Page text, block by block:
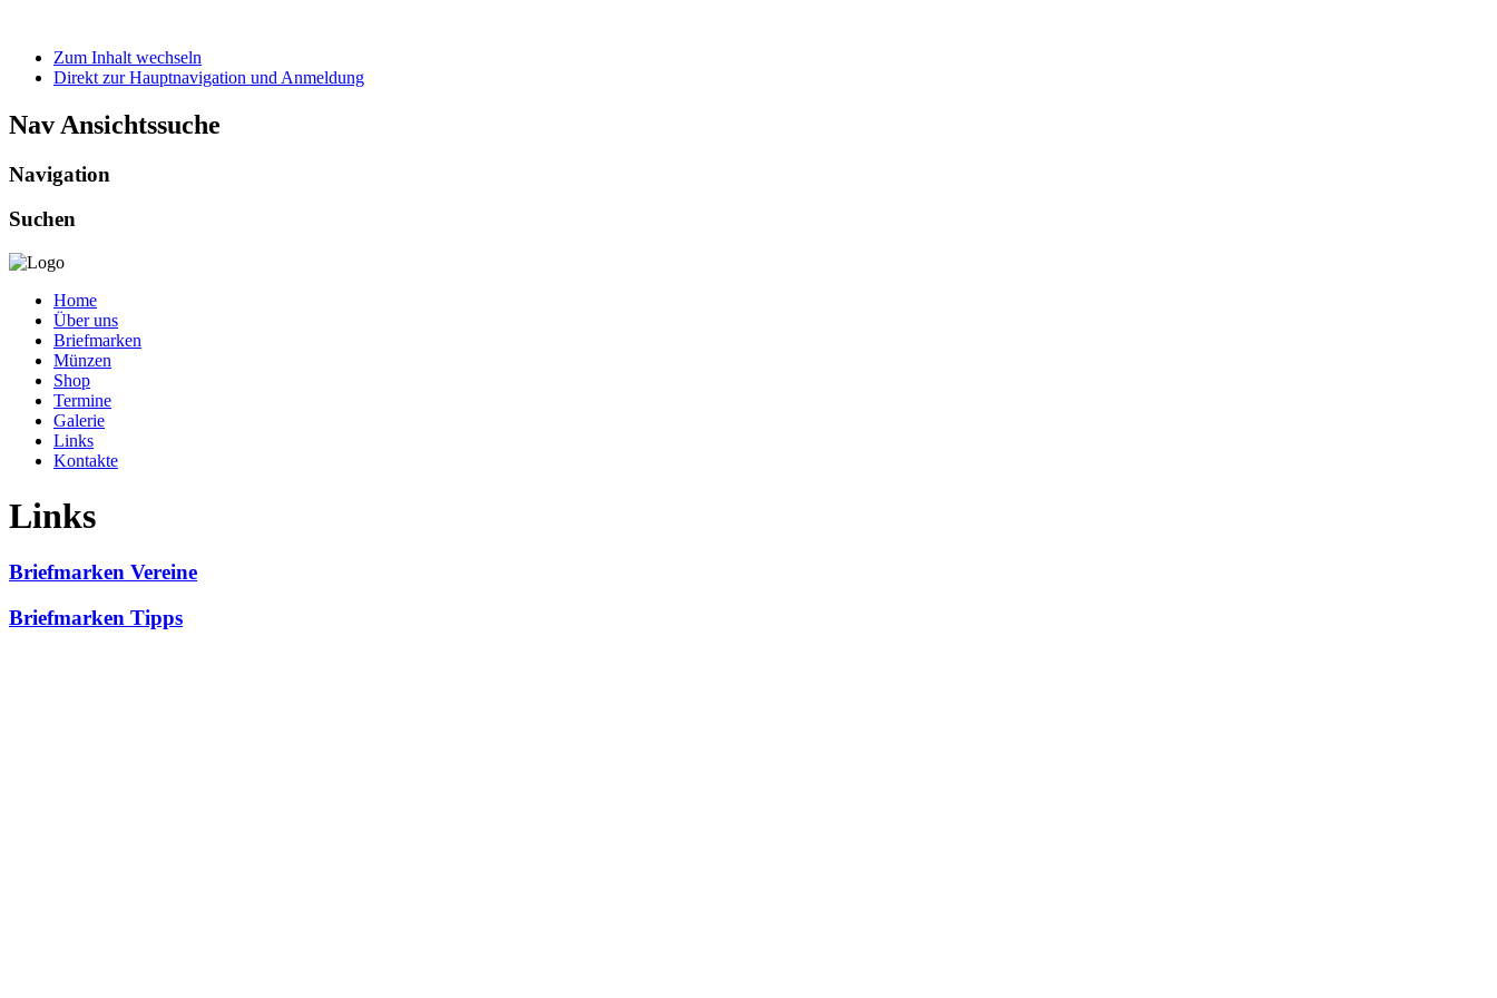
Zum Inhalt wechseln
Direkt zur Hauptnavigation und Anmeldung
Nav Ansichtssuche
Navigation
Suchen
Home
Über uns
Briefmarken
Münzen
Shop
Termine
Galerie
Links
Kontakte
Links
Briefmarken Vereine
Briefmarken Tipps